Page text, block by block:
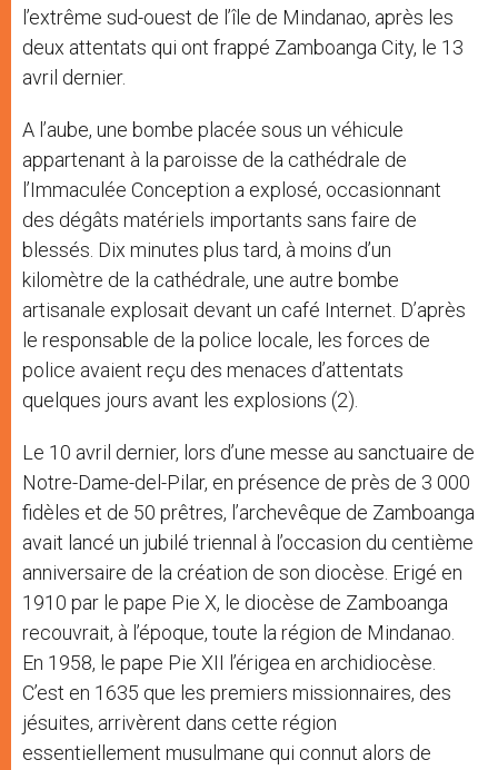
l’extrême sud-ouest de l’île de Mindanao, après les
deux attentats qui ont frappé Zamboanga City, le 13
avril dernier.
A l’aube, une bombe placée sous un véhicule
appartenant à la paroisse de la cathédrale de
l’Immaculée Conception a explosé, occasionnant
des dégâts matériels importants sans faire de
blessés. Dix minutes plus tard, à moins d’un
kilomètre de la cathédrale, une autre bombe
artisanale explosait devant un café Internet. D’après
le responsable de la police locale, les forces de
police avaient reçu des menaces d’attentats
quelques jours avant les explosions (2).
Le 10 avril dernier, lors d’une messe au sanctuaire de
Notre-Dame-del-Pilar, en présence de près de 3 000
fidèles et de 50 prêtres, l’archevêque de Zamboanga
avait lancé un jubilé triennal à l’occasion du centième
anniversaire de la création de son diocèse. Erigé en
1910 par le pape Pie X, le diocèse de Zamboanga
recouvrait, à l’époque, toute la région de Mindanao.
En 1958, le pape Pie XII l’érigea en archidiocèse.
C’est en 1635 que les premiers missionnaires, des
jésuites, arrivèrent dans cette région
essentiellement musulmane qui connut alors de